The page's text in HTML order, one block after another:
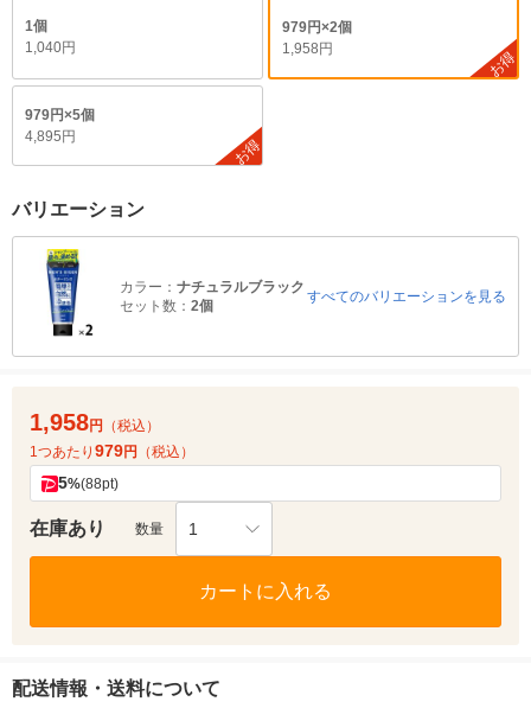
1個
1,040円
979円×2個
1,958円
お得
979円×5個
4,895円
お得
バリエーション
カラー： ナチュラルブラック
セット数： 2個
すべてのバリエーションを見る
1,958円
（税込）
1つあたり 979円 （税込）
5%(88pt)
在庫あり 数量 1
カートに入れる
配送情報・送料について